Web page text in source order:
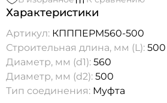
Характеристики
Артикул: КПППEPM560-500
Строительная длина, мм (L): 500
Диаметр, мм (d1): 560
Диаметр, мм (d2): 500
Тип соединения: Муфта